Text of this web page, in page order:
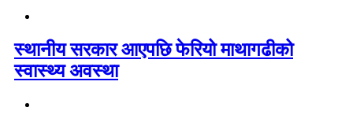
स्थानीय सरकार आएपछि फेरियो माथागढीको
स्वास्थ्य अवस्था